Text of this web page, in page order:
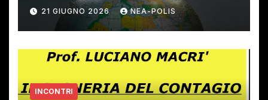
21 GIUGNO 2026 NEA-POLIS
INCONTRI